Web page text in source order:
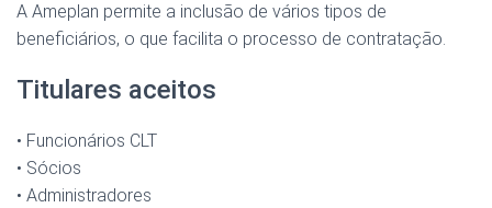
A Ameplan permite a inclusão de vários tipos de
beneficiários, o que facilita o processo de contratação.
Titulares aceitos
• Funcionários CLT
• Sócios
• Administradores